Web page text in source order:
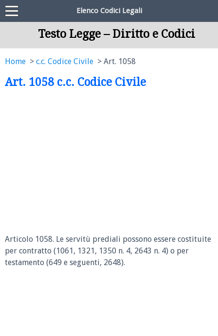
Elenco Codici Legali
Testo Legge – Diritto e Codici
Home c.c. Codice Civile Art. 1058
Art. 1058 c.c. Codice Civile
Articolo 1058. Le servitù prediali possono essere costituite
per contratto (1061, 1321, 1350 n. 4, 2643 n. 4) o per
testamento (649 e seguenti, 2648).